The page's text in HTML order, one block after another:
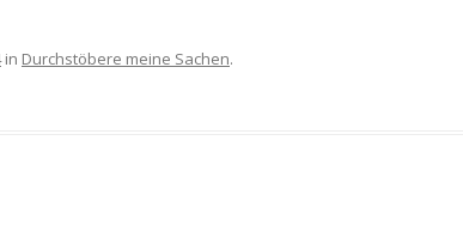
in Durchstöbere meine Sachen.